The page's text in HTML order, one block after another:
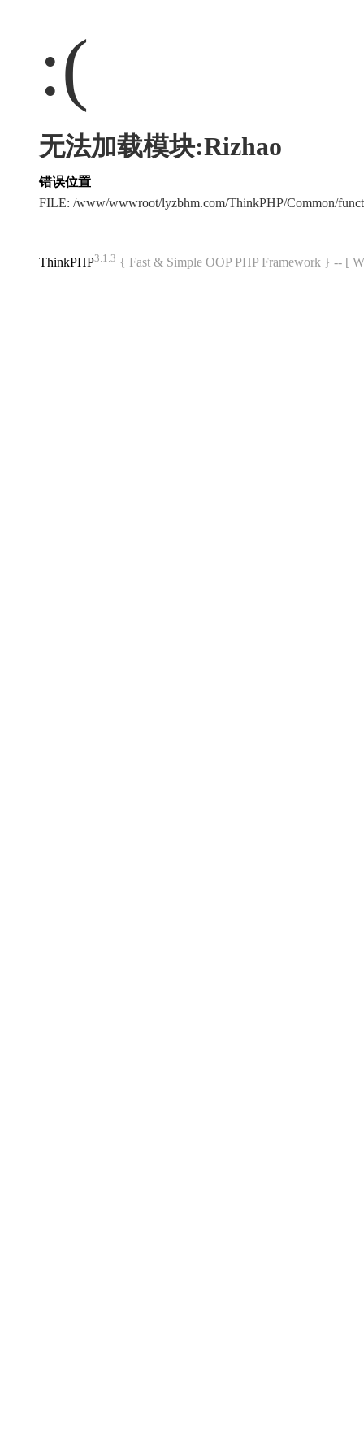
:(
无法加载模块:Rizhao
错误位置
FILE: /www/wwwroot/lyzbhm.com/ThinkPHP/Common/
ThinkPHP3.1.3 { Fast & Simple OOP PHP Framework } -- [